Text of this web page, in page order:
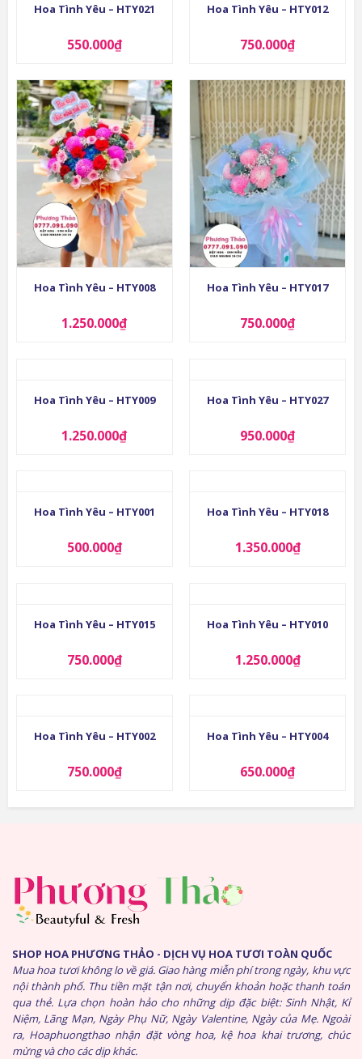
Hoa Tình Yêu – HTY021
550.000₫
Hoa Tình Yêu – HTY012
750.000₫
Hoa Tình Yêu – HTY008
1.250.000₫
Hoa Tình Yêu – HTY017
750.000₫
Hoa Tình Yêu – HTY009
1.250.000₫
Hoa Tình Yêu – HTY027
950.000₫
Hoa Tình Yêu – HTY001
500.000₫
Hoa Tình Yêu – HTY018
1.350.000₫
Hoa Tình Yêu – HTY015
750.000₫
Hoa Tình Yêu – HTY010
1.250.000₫
Hoa Tình Yêu – HTY002
750.000₫
Hoa Tình Yêu – HTY004
650.000₫
SHOP HOA PHƯƠNG THẢO - DỊCH VỤ HOA TƯƠI TOÀN QUỐC
Mua hoa tươi không lo về giá. Giao hàng miễn phí trong ngày, khu vực
nội thành phố. Thu tiền mặt tận nơi, chuyển khoản hoặc thanh toán
qua thẻ. Lựa chọn hoàn hảo cho những dịp đặc biệt: Sinh Nhật, Kỉ
Niệm, Lãng Mạn, Ngày Phụ Nữ, Ngày Valentine, Ngày của Mẹ. Ngoài
ra, Hoaphuongthao nhận đặt vòng hoa, kệ hoa khai trương, chúc
mừng và cho các dịp khác.